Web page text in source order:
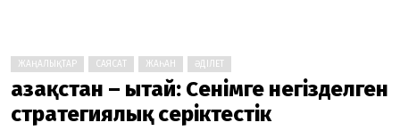
ЖАҢАЛЫҚТАР САЯСАТ ЖАҺАН ӘДІЛЕТ
Қазақстан – Қытай: Сенімге негізделген
стратегиялық серіктестік